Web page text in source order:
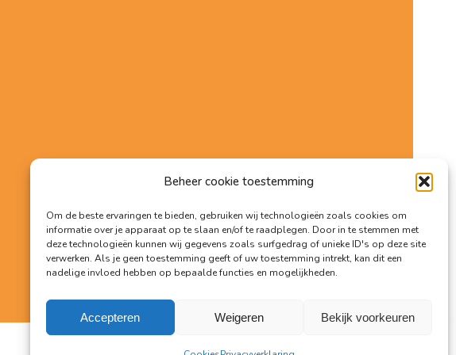
Beheer cookie toestemming
Om de beste ervaringen te bieden, gebruiken wij technologieën zoals cookies om
informatie over je apparaat op te slaan en/of te raadplegen. Door in te stemmen met
deze technologieën kunnen wij gegevens zoals surfgedrag of unieke ID's op deze site
verwerken. Als je geen toestemming geeft of uw toestemming intrekt, kan dit een
nadelige invloed hebben op bepaalde functies en mogelijkheden.
Accepteren Weigeren Bekijk voorkeuren